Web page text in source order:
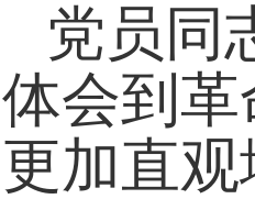
党员同
体会到
更加直